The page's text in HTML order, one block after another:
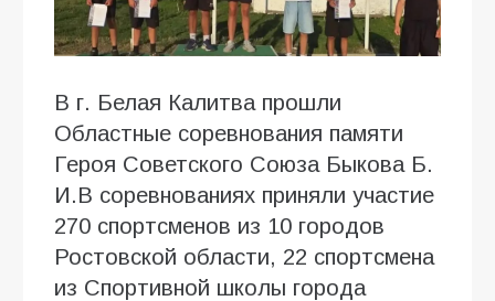
В г. Белая Калитва прошли
Областные соревнования памяти
Героя Советского Союза Быкова Б.
И.В соревнованиях приняли участие
270 спортсменов из 10 городов
Ростовской области, 22 спортсмена
из Спортивной школы города